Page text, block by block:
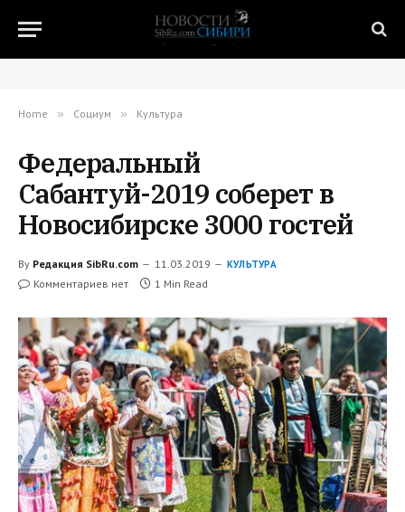
Home » Социум » Культура
Федеральный
Сабантуй-2019 соберет в
Новосибирске 3000 гостей
By Редакция SibRu.com 11.03.2019 КУЛЬТУРА
Комментариев нет 1 Min Read